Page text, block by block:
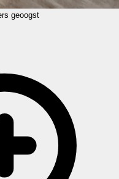
geoogst